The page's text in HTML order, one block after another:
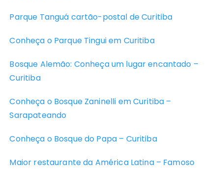
Parque Tanguá cartão-postal de Curitiba
Conheça o Parque Tingui em Curitiba
Bosque Alemão: Conheça um lugar encantado –
Curitiba
Conheça o Bosque Zaninelli em Curitiba –
Sarapateando
Conheça o Bosque do Papa – Curitiba
Maior restaurante da América Latina – Famoso